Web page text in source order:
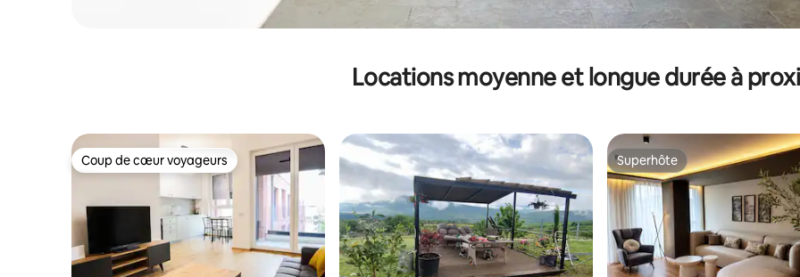
Locations moyenne et longue durée à
Coup de cœur voyageurs
Coup de cœur voyageurs Superhôte
Superhôte